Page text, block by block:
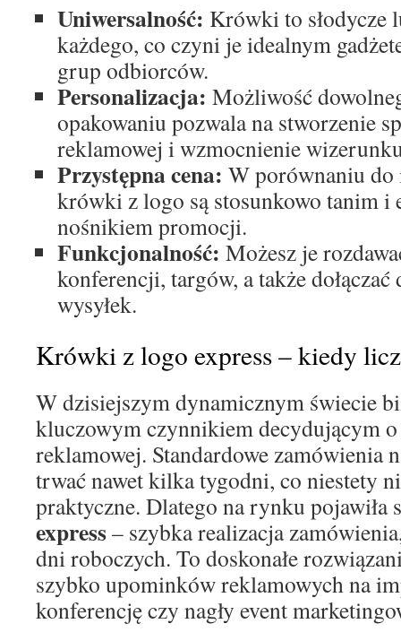
Uniwersalność: Krówki to słodycze
każdego, co czyni je idealnym
grup odbiorców.
Personalizacja: Możliwość
opakowaniu pozwala na stworzenie
reklamowej i wzmocnienie
Przystępna cena: W porównaniu
krówki z logo są stosunkowo tanim i
nośnikiem promocji.
Funkcjonalność: Możesz je
konferencji, targów, a także
wysyłek.
Krówki z logo express – kiedy
W dzisiejszym dynamicznym świecie
kluczowym czynnikiem decydującym
reklamowej. Standardowe zamówienia
trwać nawet kilka tygodni, co niestety
praktyczne. Dlatego na rynku pojawiła
express– szybka realizacja
dni roboczych. To doskonałe
szybko upominków reklamowych na
konferencję czy nagły event